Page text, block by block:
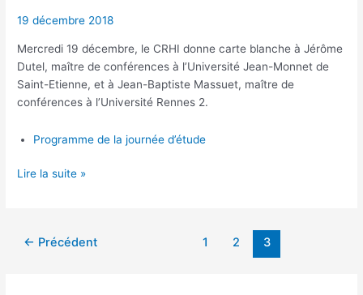
19 décembre 2018
Mercredi 19 décembre, le CRHI donne carte blanche à Jérôme
Dutel, maître de conférences à l’Université Jean-Monnet de
Saint-Etienne, et à Jean-Baptiste Massuet, maître de
conférences à l’Université Rennes 2.
Programme de la journée d’étude
Émile
se
Lire la suite »
Pagination
← Précédent 1 2 3